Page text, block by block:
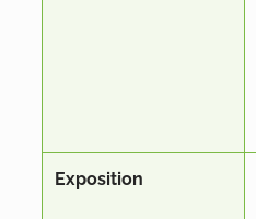
Exposition